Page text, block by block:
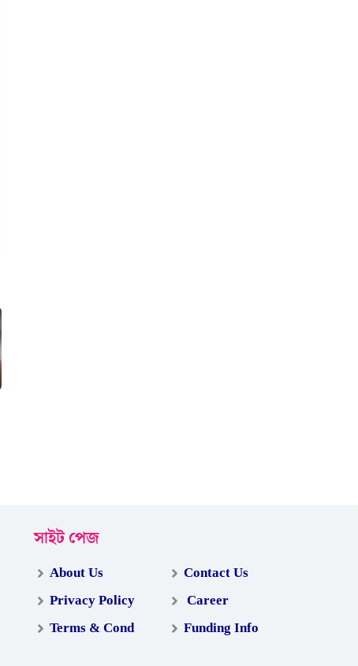
সাইট পেজ
About Us
Privacy Policy
Terms & Cond
Contact Us
Career
Funding Info